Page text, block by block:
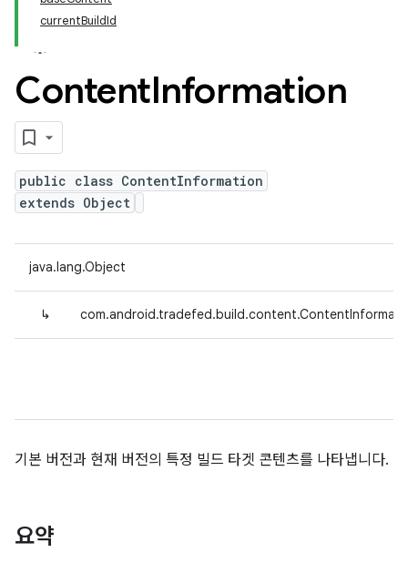
currentBuildId
ContentInformation
public class ContentInformation
extends Object
java.lang.Object
↳
기본 버전과 현재 버전의 특정 빌드 타겟 콘텐츠를 나타냅니다.
요약